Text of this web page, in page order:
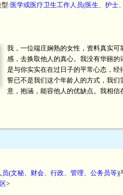
型:医学或医疗卫生工作人员(医生、护士
我，一位端庄娴熟的女性，资料真实可
感，去换取他人的真心。我没有华丽的
是与你实实在在过日子的平常心态，经
誓已不是我们这个年龄人的方式，我们
意，抱涵，能容他人的优缺点。我相信
员(文秘、财会、行政、管理、公务员等)|
>